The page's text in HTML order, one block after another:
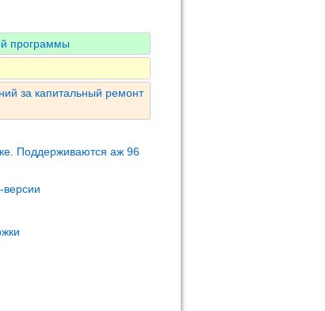
программы
за капитальный ремонт
Поддерживаются аж 96
версии